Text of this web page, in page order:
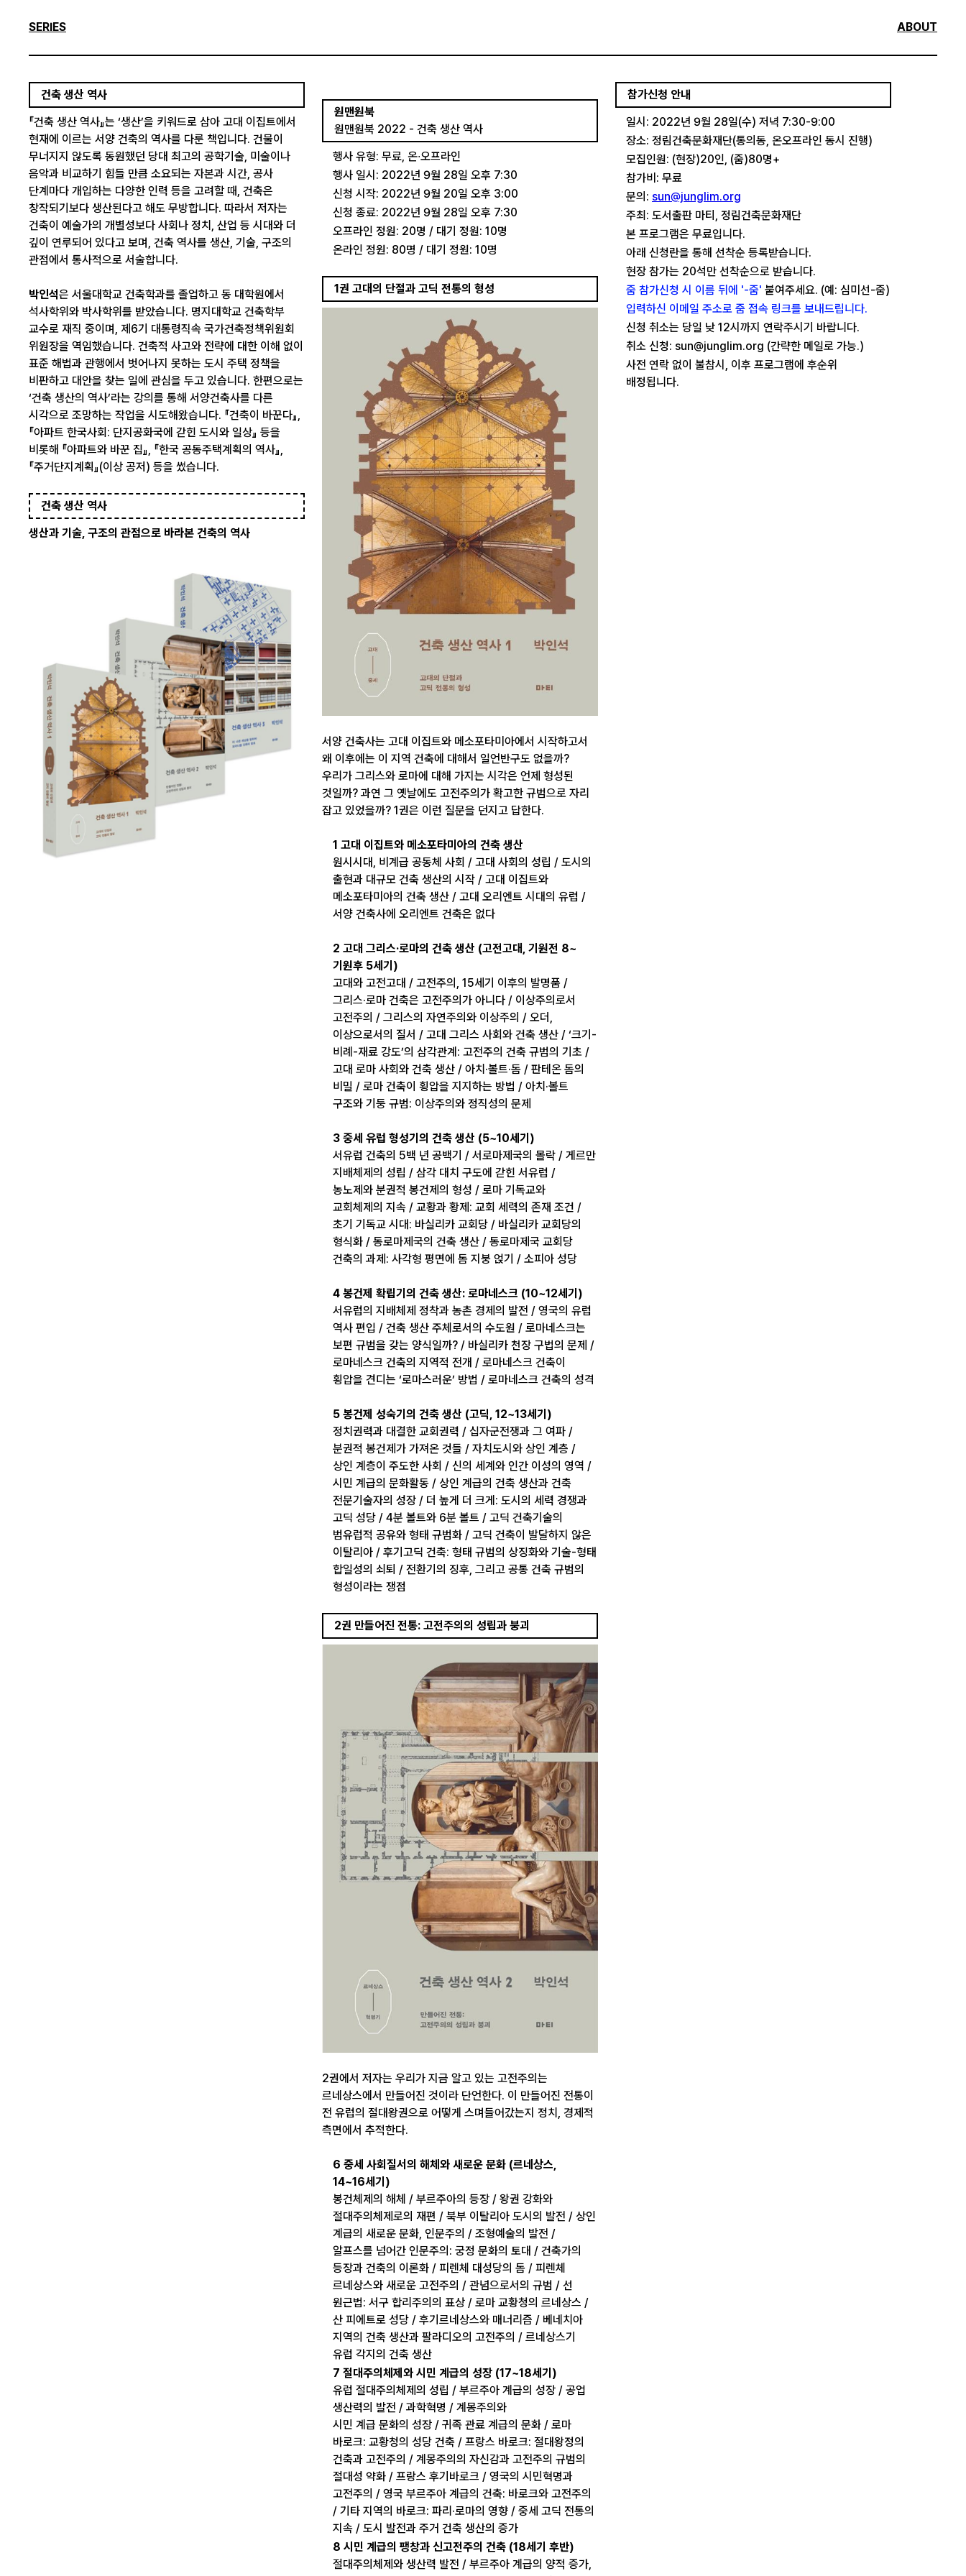
SERIES ABOUT
건축 생산 역사
『건축 생산 역사』는 ‘생산’을 키워드로 삼아 고대 이집트에서
현재에 이르는 서양 건축의 역사를 다룬 책입니다. 건물이
무너지지 않도록 동원했던 당대 최고의 공학기술, 미술이나
음악과 비교하기 힘들 만큼 소요되는 자본과 시간, 공사
단계마다 개입하는 다양한 인력 등을 고려할 때, 건축은
창작되기보다 생산된다고 해도 무방합니다. 따라서 저자는
건축이 예술가의 개별성보다 사회나 정치, 산업 등 시대와 더
깊이 연루되어 있다고 보며, 건축 역사를 생산, 기술, 구조의
관점에서 통사적으로 서술합니다.
박인석은 서울대학교 건축학과를 졸업하고 동 대학원에서
석사학위와 박사학위를 받았습니다. 명지대학교 건축학부
교수로 재직 중이며, 제6기 대통령직속 국가건축정책위원회
위원장을 역임했습니다. 건축적 사고와 전략에 대한 이해 없이
표준 해법과 관행에서 벗어나지 못하는 도시 주택 정책을
비판하고 대안을 찾는 일에 관심을 두고 있습니다. 한편으로는
‘건축 생산의 역사’라는 강의를 통해 서양건축사를 다른
시각으로 조망하는 작업을 시도해왔습니다. 『건축이 바꾼다』,
『아파트 한국사회: 단지공화국에 갇힌 도시와 일상』 등을
비롯해 『아파트와 바꾼 집』, 『한국 공동주택계획의 역사』,
『주거단지계획』(이상 공저) 등을 썼습니다.
건축 생산 역사
생산과 기술, 구조의 관점으로 바라본 건축의 역사
원맨원북
원맨원북 2022 - 건축 생산 역사
행사 유형: 무료, 온∙오프라인
행사 일시: 2022년 9월 28일 오후 7:30
신청 시작: 2022년 9월 20일 오후 3:00
신청 종료: 2022년 9월 28일 오후 7:30
오프라인 정원: 20명 / 대기 정원: 10명
온라인 정원: 80명 / 대기 정원: 10명
1권 고대의 단절과 고딕 전통의 형성​
서양 건축사는 고대 이집트와 메소포타미아에서 시작하고서
왜 이후에는 이 지역 건축에 대해서 일언반구도 없을까?
우리가 그리스와 로마에 대해 가지는 시각은 언제 형성된
것일까? 과연 그 옛날에도 고전주의가 확고한 규범으로 자리
잡고 있었을까? 1권은 이런 질문을 던지고 답한다.
1 고대 이집트와 메소포타미아의 건축 생산
원시시대, 비계급 공동체 사회 / 고대 사회의 성립 / 도시의
출현과 대규모 건축 생산의 시작 / 고대 이집트와
메소포타미아의 건축 생산 / 고대 오리엔트 시대의 유럽 /
서양 건축사에 오리엔트 건축은 없다
2 고대 그리스·로마의 건축 생산 (고전고대, 기원전 8~
기원후 5세기)
고대와 고전고대 / 고전주의, 15세기 이후의 발명품 /
그리스·로마 건축은 고전주의가 아니다 / 이상주의로서
고전주의 / 그리스의 자연주의와 이상주의 / 오더,
이상으로서의 질서 / 고대 그리스 사회와 건축 생산 / ‘크기-
비례-재료 강도’의 삼각관계: 고전주의 건축 규범의 기초 /
고대 로마 사회와 건축 생산 / 아치·볼트·돔 / 판테온 돔의
비밀 / 로마 건축이 횡압을 지지하는 방법 / 아치·볼트
구조와 기둥 규범: 이상주의와 정직성의 문제
3 중세 유럽 형성기의 건축 생산 (5~10세기)
서유럽 건축의 5백 년 공백기 / 서로마제국의 몰락 / 게르만
지배체제의 성립 / 삼각 대치 구도에 갇힌 서유럽 /
농노제와 분권적 봉건제의 형성 / 로마 기독교와
교회체제의 지속 / 교황과 황제: 교회 세력의 존재 조건 /
초기 기독교 시대: 바실리카 교회당 / 바실리카 교회당의
형식화 / 동로마제국의 건축 생산 / 동로마제국 교회당
건축의 과제: 사각형 평면에 돔 지붕 얹기 / 소피아 성당
4 봉건제 확립기의 건축 생산: 로마네스크 (10~12세기)
서유럽의 지배체제 정착과 농촌 경제의 발전 / 영국의 유럽
역사 편입 / 건축 생산 주체로서의 수도원 / 로마네스크는
보편 규범을 갖는 양식일까? / 바실리카 천장 구법의 문제 /
로마네스크 건축의 지역적 전개 / 로마네스크 건축이
횡압을 견디는 ‘로마스러운’ 방법 / 로마네스크 건축의 성격
5 봉건제 성숙기의 건축 생산 (고딕, 12~13세기)
정치권력과 대결한 교회권력 / 십자군전쟁과 그 여파 /
분권적 봉건제가 가져온 것들 / 자치도시와 상인 계층 /
상인 계층이 주도한 사회 / 신의 세계와 인간 이성의 영역 /
시민 계급의 문화활동 / 상인 계급의 건축 생산과 건축
전문기술자의 성장 / 더 높게 더 크게: 도시의 세력 경쟁과
고딕 성당 / 4분 볼트와 6분 볼트 / 고딕 건축기술의
범유럽적 공유와 형태 규범화 / 고딕 건축이 발달하지 않은
이탈리아 / 후기고딕 건축: 형태 규범의 상징화와 기술-형태
합일성의 쇠퇴 / 전환기의 징후, 그리고 공통 건축 규범의
형성이라는 쟁점
2권 만들어진 전통: 고전주의의 성립과 붕괴
2권에서 저자는 우리가 지금 알고 있는 고전주의는
르네상스에서 만들어진 것이라 단언한다. 이 만들어진 전통이
전 유럽의 절대왕권으로 어떻게 스며들어갔는지 정치, 경제적
측면에서 추적한다.
6 중세 사회질서의 해체와 새로운 문화 (르네상스,
14~16세기)
봉건체제의 해체 / 부르주아의 등장 / 왕권 강화와
절대주의체제로의 재편 / 북부 이탈리아 도시의 발전 / 상인
계급의 새로운 문화, 인문주의 / 조형예술의 발전 /
알프스를 넘어간 인문주의: 궁정 문화의 토대 / 건축가의
등장과 건축의 이론화 / 피렌체 대성당의 돔 / 피렌체
르네상스와 새로운 고전주의 / 관념으로서의 규범 / 선
원근법: 서구 합리주의의 표상 / 로마 교황청의 르네상스 /
산 피에트로 성당 / 후기르네상스와 매너리즘 / 베네치아
지역의 건축 생산과 팔라디오의 고전주의 / 르네상스기
유럽 각지의 건축 생산
7 절대주의체제와 시민 계급의 성장 (17~18세기)
유럽 절대주의체제의 성립 / 부르주아 계급의 성장 / 공업
생산력의 발전 / 과학혁명 / 계몽주의와
시민 계급 문화의 성장 / 귀족 관료 계급의 문화 / 로마
바로크: 교황청의 성당 건축 / 프랑스 바로크: 절대왕정의
건축과 고전주의 / 계몽주의의 자신감과 고전주의 규범의
절대성 약화 / 프랑스 후기바로크 / 영국의 시민혁명과
고전주의 / 영국 부르주아 계급의 건축: 바로크와 고전주의
/ 기타 지역의 바로크: 파리·로마의 영향 / 중세 고딕 전통의
지속 / 도시 발전과 주거 건축 생산의 증가
8 시민 계급의 팽창과 신고전주의 건축 (18세기 후반)
절대주의체제와 생산력 발전 / 부르주아 계급의 양적 증가,
참가신청 안내
일시: 2022년 9월 28일(수) 저녁 7:30-9:00
장소: 정림건축문화재단(통의동, 온오프라인 동시 진행)
모집인원: (현장)20인, (줌)80명+
참가비: 무료
문의: sun@junglim.org
주최: 도서출판 마티, 정림건축문화재단
본 프로그램은 무료입니다.
아래 신청란을 통해 선착순 등록받습니다.
현장 참가는 20석만 선착순으로 받습니다.
줌 참가신청 시 이름 뒤에 '-줌' 붙여주세요. (예: 심미선-줌)
입력하신 이메일 주소로 줌 접속 링크를 보내드립니다.
신청 취소는 당일 낮 12시까지 연락주시기 바랍니다.
취소 신청: sun@junglim.org (간략한 메일로 가능.)
사전 연락 없이 불참시, 이후 프로그램에 후순위
배정됩니다.